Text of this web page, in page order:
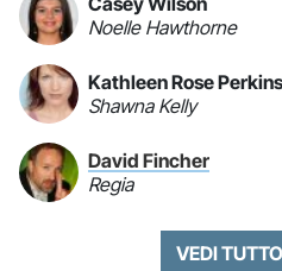
Noelle Hawthorne
Kathleen Rose Perkins
Shawna Kelly
David Fincher
Regia
VEDI